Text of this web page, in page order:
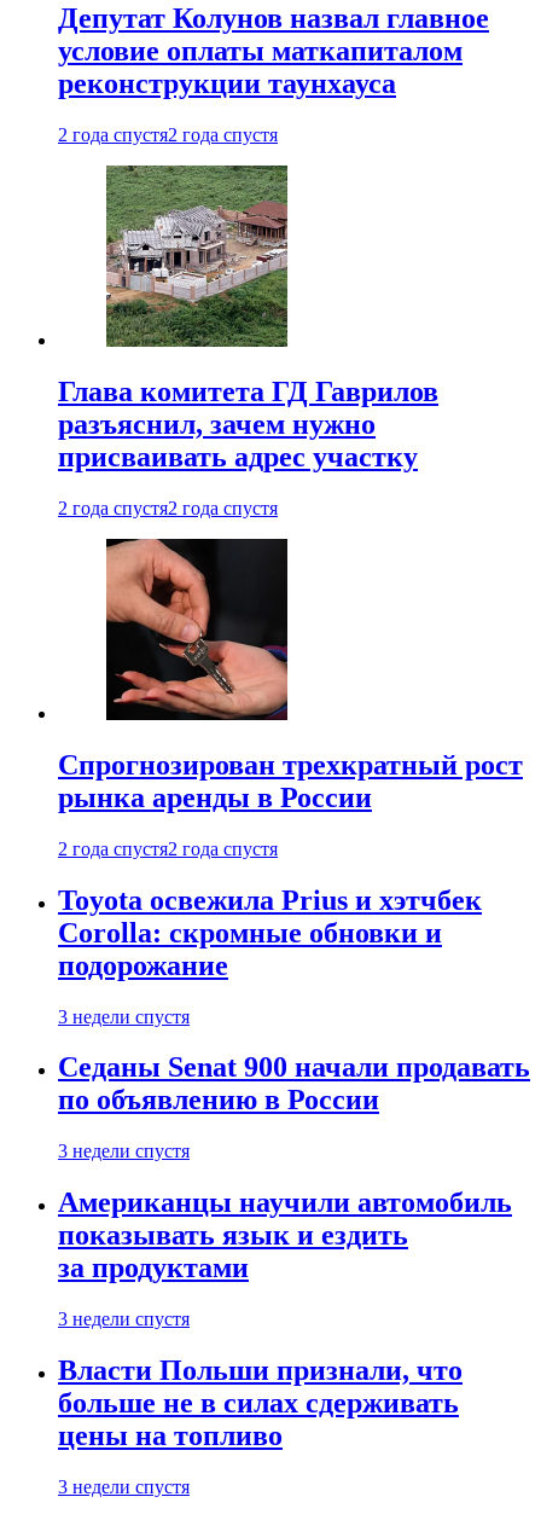
Депутат Колунов назвал главное
условие оплаты маткапиталом
реконструкции таунхауса
2 года спустя2 года спустя
Глава комитета ГД Гаврилов
разъяснил, зачем нужно
присваивать адрес участку
2 года спустя2 года спустя
Спрогнозирован трехкратный рост
рынка аренды в России
2 года спустя2 года спустя
Toyota освежила Prius и хэтчбек
Corolla: скромные обновки и
подорожание
3 недели спустя
Седаны Senat 900 начали продавать
по объявлению в России
3 недели спустя
Американцы научили автомобиль
показывать язык и ездить
за продуктами
3 недели спустя
Власти Польши признали, что
больше не в силах сдерживать
цены на топливо
3 недели спустя